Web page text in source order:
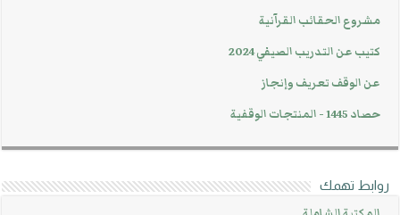
مشروع الحقائب القرآنية
كتيب عن التدريب الصيفي 2024
عن الوقف تعريف وإنجاز
حصاد 1445 - المنتجات الوقفية
روابط تهمك